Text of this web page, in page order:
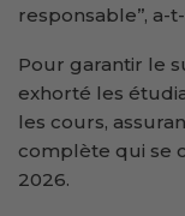
responsable’’,
Pour garantir le
exhorté les
les cours,
complète qui se
2026.